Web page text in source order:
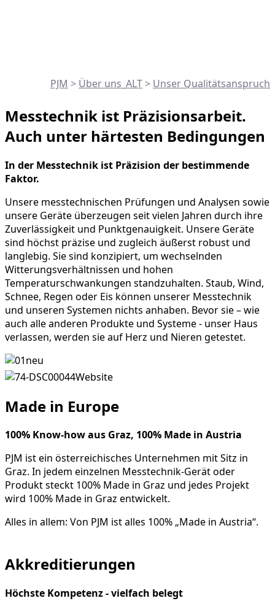
PJM > Über uns_ALT> Unser Qualitätsanspruch
Messtechnik ist Präzisionsarbeit.
Auch unter härtesten Bedingungen
In der Messtechnik ist Präzision der bestimmende
Faktor.
Unsere messtechnischen Prüfungen und Analysen sowie
unsere Geräte überzeugen seit vielen Jahren durch ihre
Zuverlässigkeit und Punktgenauigkeit. Unsere Geräte
sind höchst präzise und zugleich äußerst robust und
langlebig. Sie sind konzipiert, um wechselnden
Witterungsverhältnissen und hohen
Temperaturschwankungen standzuhalten. Staub, Wind,
Schnee, Regen oder Eis können unserer Messtechnik
und unseren Systemen nichts anhaben. Bevor sie – wie
auch alle anderen Produkte und Systeme - unser Haus
verlassen, werden sie auf Herz und Nieren getestet.
Made in Europe
100% Know-how aus Graz, 100% Made in Austria
PJM ist ein österreichisches Unternehmen mit Sitz in
Graz. In jedem einzelnen Messtechnik-Gerät oder
Produkt steckt 100% Made in Graz und jedes Projekt
wird 100% Made in Graz entwickelt.
Alles in allem: Von PJM ist alles 100% „Made in Austria“.
Akkreditierungen
Höchste Kompetenz - vielfach belegt